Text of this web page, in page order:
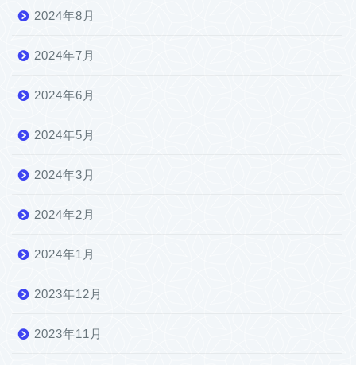
2024年8月
2024年7月
2024年6月
2024年5月
2024年3月
2024年2月
2024年1月
2023年12月
2023年11月